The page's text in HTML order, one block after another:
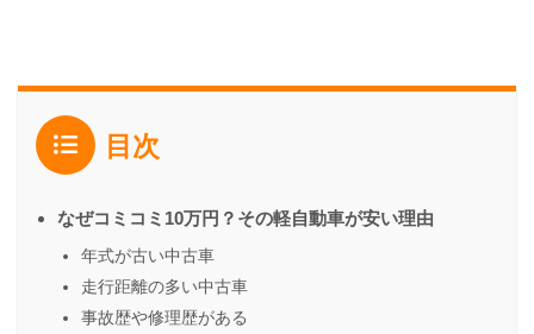
目次
なぜコミコミ10万円？その軽自動車が安い理由
年式が古い中古車
走行距離の多い中古車
事故歴や修理歴がある